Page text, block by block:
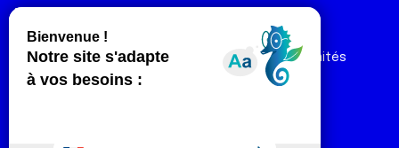
Liens utiles
Nos actualités
Nos publications
Contact
Espace Ligue & comités
Espace chercheur